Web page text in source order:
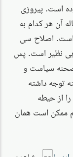
است. پیروزی
آن هر کدام به
است. اصلاح سی
بی نظیر است. پس
صحنه سیاست و
توجه داشته
از حیطه
ممکن است همان